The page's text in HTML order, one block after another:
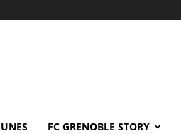
FC GRENOBLE STORY